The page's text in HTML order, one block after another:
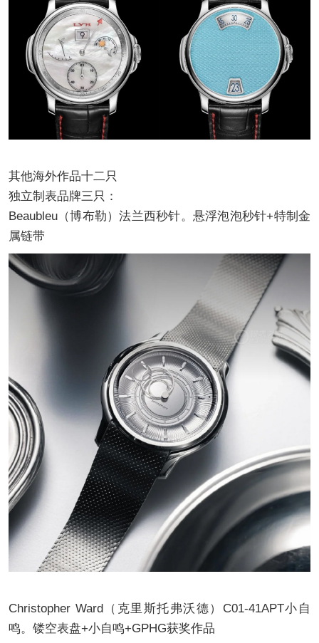
其他海外作品十二只
独立制表品牌三只：
Beaubleu（博布勒）法兰西秒针。悬浮泡泡秒针+特制金
属链带
Christopher Ward（克里斯托弗沃德）C01-41APT小自
鸣。镂空表盘+小自鸣+GPHG获奖作品